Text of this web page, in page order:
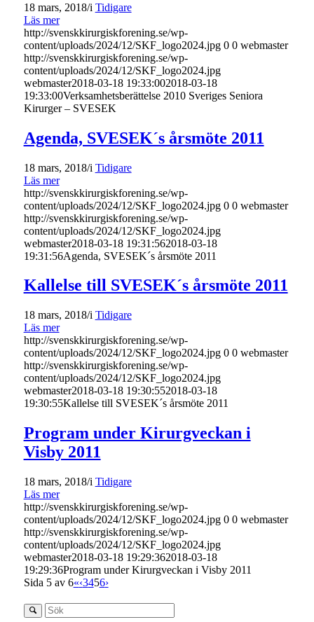
18 mars, 2018/i Tidigare
Läs mer
http://svenskkirurgiskforening.se/wp-
content/uploads/2024/12/SKF_logo2024.jpg 0 0 webmaster
http://svenskkirurgiskforening.se/wp-
content/uploads/2024/12/SKF_logo2024.jpg
webmaster2018-03-18 19:33:002018-03-18
19:33:00Verksamhetsberättelse 2010 Sveriges Seniora
Kirurger – SVESEK
Agenda, SVESEK´s årsmöte 2011
18 mars, 2018/i Tidigare
Läs mer
http://svenskkirurgiskforening.se/wp-
content/uploads/2024/12/SKF_logo2024.jpg 0 0 webmaster
http://svenskkirurgiskforening.se/wp-
content/uploads/2024/12/SKF_logo2024.jpg
webmaster2018-03-18 19:31:562018-03-18
19:31:56Agenda, SVESEK´s årsmöte 2011
Kallelse till SVESEK´s årsmöte 2011
18 mars, 2018/i Tidigare
Läs mer
http://svenskkirurgiskforening.se/wp-
content/uploads/2024/12/SKF_logo2024.jpg 0 0 webmaster
http://svenskkirurgiskforening.se/wp-
content/uploads/2024/12/SKF_logo2024.jpg
webmaster2018-03-18 19:30:552018-03-18
19:30:55Kallelse till SVESEK´s årsmöte 2011
Program under Kirurgveckan i
Visby 2011
18 mars, 2018/i Tidigare
Läs mer
http://svenskkirurgiskforening.se/wp-
content/uploads/2024/12/SKF_logo2024.jpg 0 0 webmaster
http://svenskkirurgiskforening.se/wp-
content/uploads/2024/12/SKF_logo2024.jpg
webmaster2018-03-18 19:29:362018-03-18
19:29:36Program under Kirurgveckan i Visby 2011
Sida 5 av 6«‹3456›